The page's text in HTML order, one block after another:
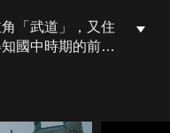
「武道」，又住
國中時期的前女
期。後來又遇上
年後發生的事